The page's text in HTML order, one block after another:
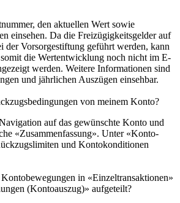
den aktuellen Wert sowie
einsehen. Da die Freizügigkeitsgelder auf
der Vorsorgestiftung geführt werden, kann
die Wertentwicklung noch nicht im E-
werden. Weitere Informationen sind
und jährlichen Auszügen einsehbar.
von meinem Konto?
auf das gewünschte Konto und
«Zusammenfassung». Unter «Konto-
und Kontokonditionen
in «Einzeltransaktionen»
(Kontoauszug)» aufgeteilt?